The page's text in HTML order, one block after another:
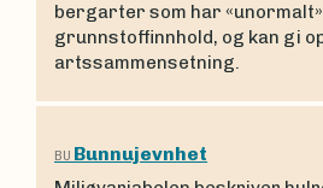
bergarter som har «unormalt»
grunnstoffinnhold, og kan gi
artssammensetning.
BU Bunnujevnhet